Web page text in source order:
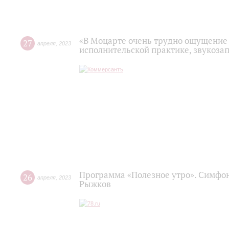
27 апреля 2023
«В Моцарте очень трудно ощущение
исполнительской практике,
26 апреля 2023
Программа «Полезное утро».
Рыжков